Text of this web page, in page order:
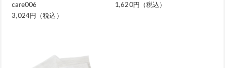
care006
3,024円（税込）
1,620円（税込）